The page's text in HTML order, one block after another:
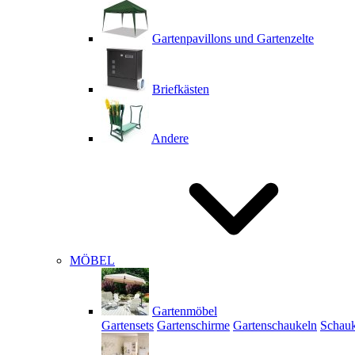
Gartenpavillons und Gartenzelte
Briefkästen
Andere
MÖBEL
Gartenmöbel
Gartensets Gartenschirme Gartenschaukeln